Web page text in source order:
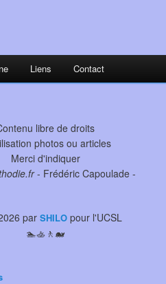
Liens Contact
libre de droits
photos ou articles
Merci d'indiquer
- Frédéric Capoulade -
par SHILOpour l'UCSL
🏊🚣🚶🐋